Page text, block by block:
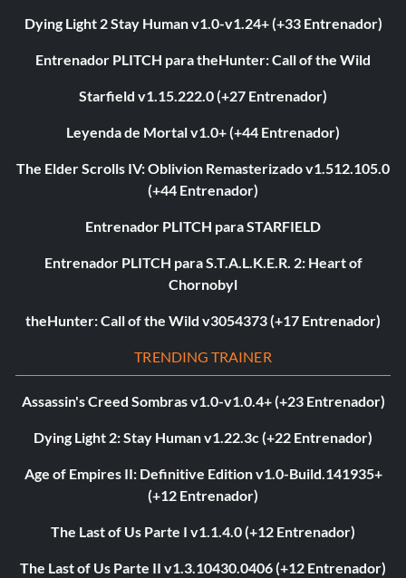
Dying Light 2 Stay Human v1.0-v1.24+ (+33 Entrenador)
Entrenador PLITCH para theHunter: Call of the Wild
Starfield v1.15.222.0 (+27 Entrenador)
Leyenda de Mortal v1.0+ (+44 Entrenador)
The Elder Scrolls IV: Oblivion Remasterizado v1.512.105.0
(+44 Entrenador)
Entrenador PLITCH para STARFIELD
Entrenador PLITCH para S.T.A.L.K.E.R. 2: Heart of
Chornobyl
theHunter: Call of the Wild v3054373 (+17 Entrenador)
TRENDING TRAINER
Assassin's Creed Sombras v1.0-v1.0.4+ (+23 Entrenador)
Dying Light 2: Stay Human v1.22.3c (+22 Entrenador)
Age of Empires II: Definitive Edition v1.0-Build.141935+
(+12 Entrenador)
The Last of Us Parte I v1.1.4.0 (+12 Entrenador)
The Last of Us Parte II v1.3.10430.0406 (+12 Entrenador)